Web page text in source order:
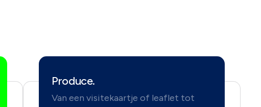
Produce.
Van een visitekaartje of leaflet tot